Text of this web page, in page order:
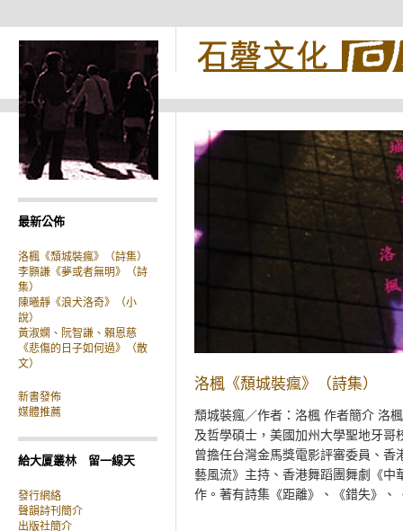
最新公佈
洛楓《頹城裝瘋》（詩集）
李顥謙《夢或者無明》（詩
集）
陳曦靜《浪犬洛奇》（小
說）
黃淑嫻、阮智謙、賴恩慈
《悲傷的日子如何過》（散
文）
新書發佈
媒體推薦
給大厦叢林 留一線天
發行網絡
聲韻詩刊簡介
出版社簡介
洛楓《頹城裝瘋》（詩集）
頹城裝瘋／作者：洛楓 作者簡介 洛
及哲學碩士，美國加州大學聖地牙哥
曾擔任台灣金馬獎電影評審委員、香
藝風流》主持、香港舞蹈團舞劇《中
作。著有詩集《距離》、《錯失》